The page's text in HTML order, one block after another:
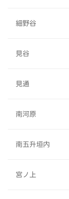
細野谷
見谷
見通
南河原
南五升垣内
宮ノ上